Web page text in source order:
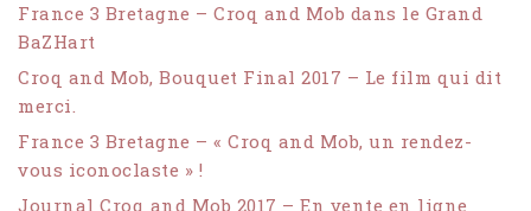
France 3 Bretagne – Croq and Mob dans le Grand
BaZHart
Croq and Mob, Bouquet Final 2017 – Le film qui dit
merci.
France 3 Bretagne – « Croq and Mob, un rendez-
vous iconoclaste » !
Journal Croq and Mob 2017 – En vente en ligne